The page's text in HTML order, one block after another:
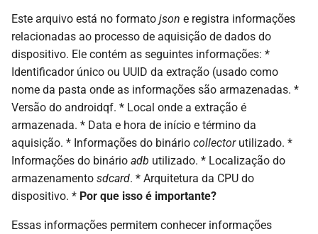
Este arquivo está no formato json e registra informações
relacionadas ao processo de aquisição de dados do
dispositivo. Ele contém as seguintes informações: *
Identificador único ou UUID da extração (usado como
nome da pasta onde as informações são armazenadas. *
Versão do androidqf. * Local onde a extração é
armazenada. * Data e hora de início e término da
aquisição. * Informações do binário collectorutilizado. *
Informações do binário adb utilizado. * Localização do
armazenamento sdcard. * Arquitetura da CPU do
dispositivo. * Por que isso é importante?
Essas informações permitem conhecer informações